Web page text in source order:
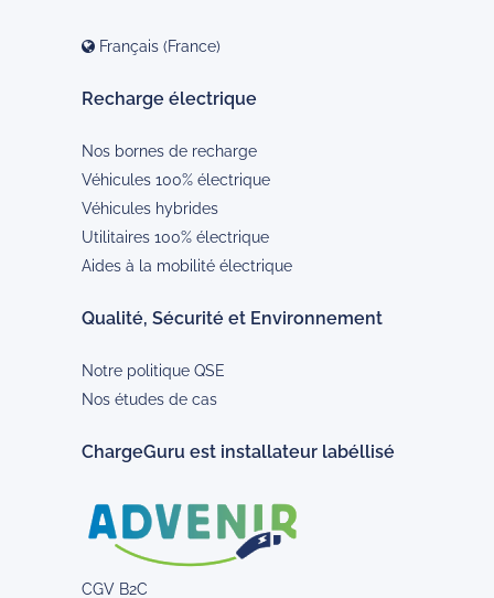
Français (France)
Recharge électrique
Nos bornes de recharge
Véhicules 100% électrique
Véhicules hybrides
Utilitaires 100% électrique
Aides à la mobilité électrique
Qualité, Sécurité et Environnement
Notre politique QSE
Nos études de cas
ChargeGuru est installateur labéllisé
CGV B2C